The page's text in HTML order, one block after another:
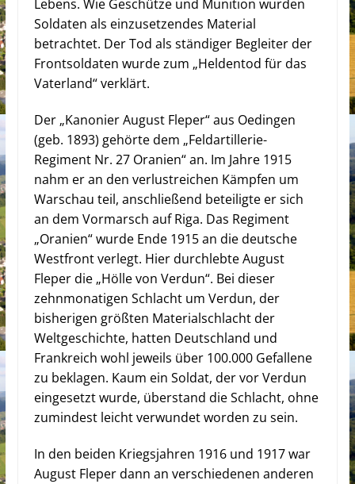
Lebens. Wie Geschütze und Munition wurden
Soldaten als einzusetzendes Material
betrachtet. Der Tod als ständiger Begleiter der
Frontsoldaten wurde zum „Heldentod für das
Vaterland“ verklärt.
Der „Kanonier August Fleper“ aus Oedingen
(geb. 1893) gehörte dem „Feldartillerie-
Regiment Nr. 27 Oranien“ an. Im Jahre 1915
nahm er an den verlustreichen Kämpfen um
Warschau teil, anschließend beteiligte er sich
an dem Vormarsch auf Riga. Das Regiment
„Oranien“ wurde Ende 1915 an die deutsche
Westfront verlegt. Hier durchlebte August
Fleper die „Hölle von Verdun“. Bei dieser
zehnmonatigen Schlacht um Verdun, der
bisherigen größten Materialschlacht der
Weltgeschichte, hatten Deutschland und
Frankreich wohl jeweils über 100.000 Gefallene
zu beklagen. Kaum ein Soldat, der vor Verdun
eingesetzt wurde, überstand die Schlacht, ohne
zumindest leicht verwundet worden zu sein.
In den beiden Kriegsjahren 1916 und 1917 war
August Fleper dann an verschiedenen anderen